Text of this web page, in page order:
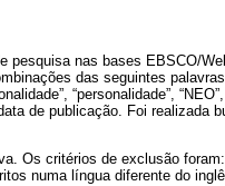
pesquisa nas bases EBSCO/
das seguintes
“personalidade”,
de publicação. Foi realizada
Os critérios de exclusão
numa língua diferente do